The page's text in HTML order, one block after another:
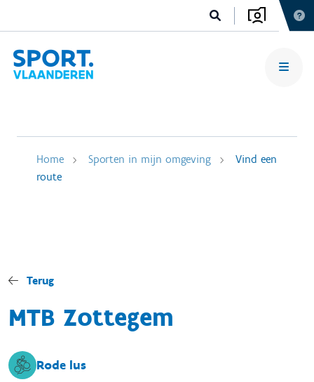
Home Sporten in mijn omgeving
Vind een
route
Terug
MTB Zottegem
Rode lus